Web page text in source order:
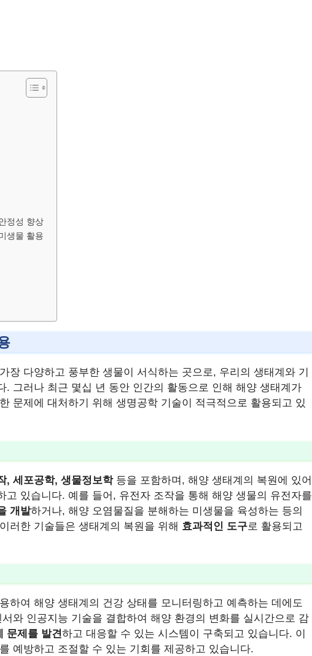
정성 향상
생물 활용
장 다양하고 풍부한 생물이 서식하는 곳으로, 우리의 생태계와 기
. 그러나 최근 몇십 년 동안 인간의 활동으로 인해 해양 생태계가
문제에 대처하기 위해 생명공학 기술이 적극적으로 활용되고 있
, 세포공학, 생물정보학등을 포함하며, 해양 생태계의 복원에 있어
고 있습니다. 예를 들어, 유전자 조작을 통해 해양 생물의 유전자를
개발하거나, 해양 오염물질을 분해하는 미생물을 육성하는 등의
러한 기술들은 생태계의 복원을 위해 효과적인 도구로 활용되고
하여 해양 생태계의 건강 상태를 모니터링하고 예측하는 데에도
와 인공지능 기술을 결합하여 해양 환경의 변화를 실시간으로 감
문제를 발견하고 대응할 수 있는 시스템이 구축되고 있습니다. 이
예방하고 조절할 수 있는 기회를 제공하고 있습니다.